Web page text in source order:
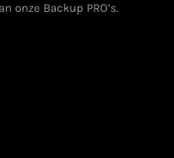
onze Backup PRO’s.